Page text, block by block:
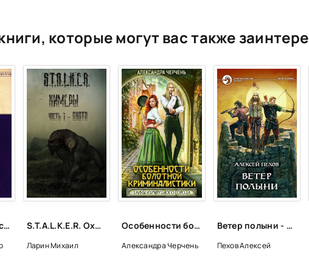
которые могут вас также
Общий смысл искусства - Владимир Соловьев S.T.A.L.K.E.R. Охота - Михаил Ларин
Ларин Михаил
Особенности болотной криминалистики - Александра Черчень (2)
Александра Черчень
Ветер полыни - Алексей Пехов
Пехов Алексей